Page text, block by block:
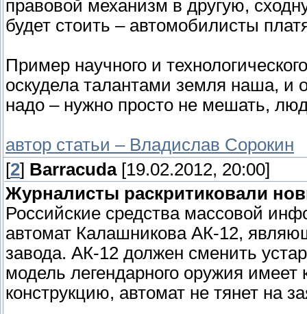
правовой механизм в другую,
будет стоить – автомобилисты
Пример научного и
оскудела талантами земля наша,
надо – нужно просто не мешать,
автор статьи – Владислав Сорокин
[2] Barracuda[19.02.2012, 20:00]
Журналисты раскритиковали
Российские средства массовой
автомат Калашникова АК-12,
завода. АК-12 должен сменить
модель легендарного оружия
конструкцию, автомат не тянет на